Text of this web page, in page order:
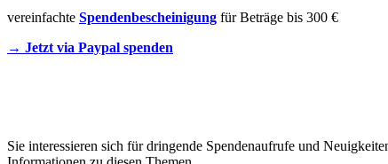
vereinfachte Spendenbescheinigung für Beträge bis 300 €
→ Jetzt via Paypal spenden
Sie interessieren sich für dringende Spendenaufrufe und